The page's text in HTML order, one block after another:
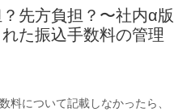
先方負担？〜社内α版
た振込手数料の管理
料について記載しなかったら、